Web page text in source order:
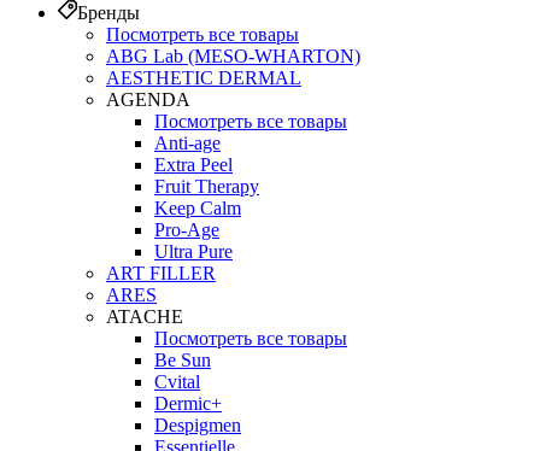
Бренды
Посмотреть все товары
ABG Lab (MESO-WHARTON)
AESTHETIC DERMAL
AGENDA
Посмотреть все товары
Anti-age
Extra Peel
Fruit Therapy
Keep Calm
Pro‑Age
Ultra Pure
ART FILLER
ARES
ATACHE
Посмотреть все товары
Be Sun
Cvital
Dermic+
Despigmen
Essentielle